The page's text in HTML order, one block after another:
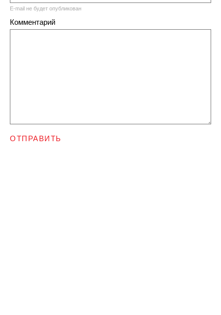
E-mail не будет опубликован
Комментарий
ОТПРАВИТЬ